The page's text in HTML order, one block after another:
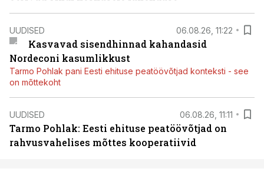
UUDISED 06.08.26, 11:22
Kasvavad sisendhinnad kahandasid
Nordeconi kasumlikkust
Tarmo Pohlak pani Eesti ehituse peatöövõtjad konteksti - see
on mõttekoht
UUDISED 06.08.26, 11:11
Tarmo Pohlak: Eesti ehituse peatöövõtjad on
rahvusvahelises mõttes kooperatiivid